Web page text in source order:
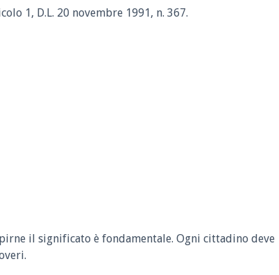
1, D.L. 20 novembre 1991, n. 367.
il significato è fondamentale. Ogni cittadino deve